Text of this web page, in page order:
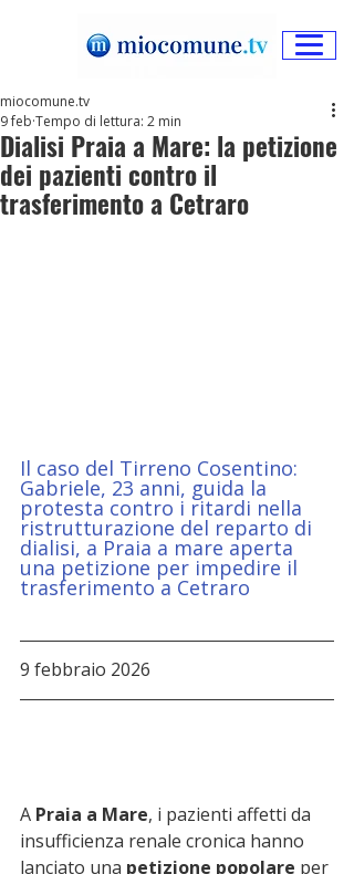
Dialisi Praia a Mare: la petizione
dei pazienti contro il
trasferimento a Cetraro
miocomune.tv
9 feb Tempo di lettura: 2 min
Il caso del Tirreno Cosentino:
Gabriele, 23 anni, guida la
protesta contro i ritardi nella
ristrutturazione del reparto di
dialisi, a Praia a mare aperta
una petizione per impedire il
trasferimento a Cetraro
9 febbraio 2026
A Praia a Mare, i pazienti affetti da
insufficienza renale cronica hanno
lanciato una petizione popolare per